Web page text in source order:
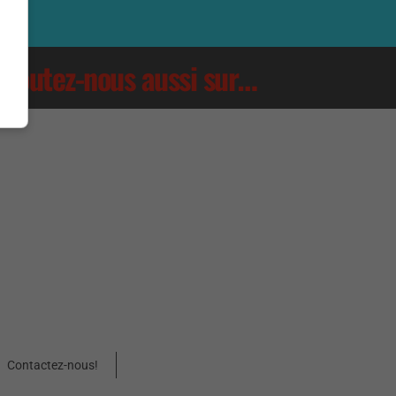
Écoutez-nous aussi sur…
Contactez-nous!